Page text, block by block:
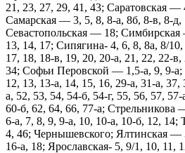
21, 23, 27, 29, 41, 43; Саратовская —
Самарская — 3, 5, 8, 8-а, 8б, 8-в, 8-д,
Севастопольская — 18; Симбирская
13, 14, 17; Сипягина- 4, 6, 8, 8а, 8/
17, 18, 18-в, 19, 20, 20-а, 21, 22, 22-
34; Софьи Перовской — 1,5-а, 9, 9-
12, 13, 13-а, 14, 15, 16, 29-а, 31-а,
а, 52, 53, 54, 54-б, 54-г, 55, 56, 57,
60-б, 62, 64, 66, 77-а; Стрельникова
6-а, 7, 8, 9, 9-а, 10, 10-а, 10-б, 12,
4, 46; Чернышевского; Ялтинская —
16-а, 18; Ярославская- 5, 9/1, 10, 11,